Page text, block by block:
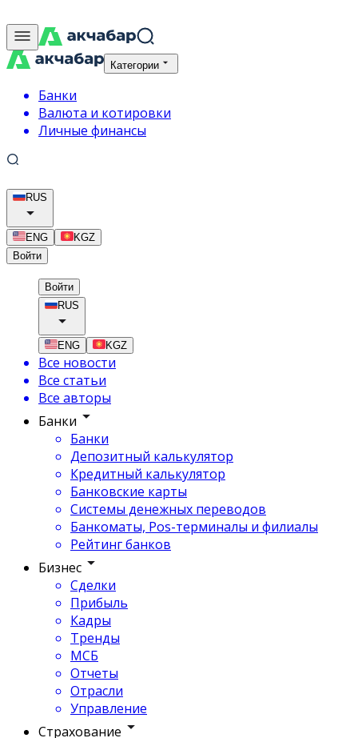
Категории
Банки
Валюта и котировки
Личные финансы
RUS
ENG
KGZ
Войти
Войти
RUS
ENG KGZ
Все новости
Все статьи
Все авторы
Банки
Банки
Депозитный калькулятор
Кредитный калькулятор
Банковские карты
Системы денежных переводов
Банкоматы, Pos-терминалы и филиалы
Рейтинг банков
Бизнес
Сделки
Прибыль
Кадры
Тренды
МСБ
Отчеты
Отрасли
Управление
Страхование